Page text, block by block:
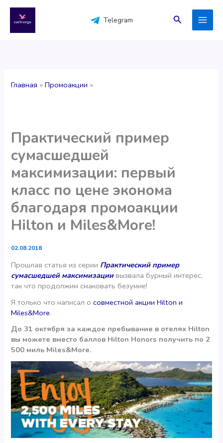
содержимому
Telegram Поиск
Главная Промоакции
Практический пример
сумасшедшей
максимизации: первый
класс по цене эконома
благодаря промоакции
Hilton и Miles&More!
02.08.2018
Прошлая статья из серии Практический пример
сумасшедшей максимизациивызвала бурный интерес,
так что продолжим смаковать безумие!
Я только что написал осовместной акции Hilton и
Miles&More.
До 31 октября за каждое пребывание в отелях Hilton
вы можете вместо баллов Hilton Honors получить по 2
500 миль Miles&More.